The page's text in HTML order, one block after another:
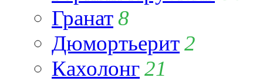
Гранат8
Дюмортьерит2
Кахолонг21